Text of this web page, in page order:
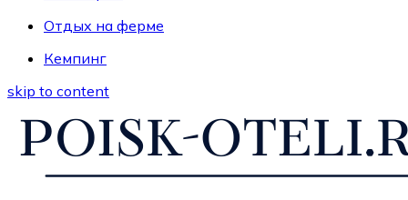
Отдых на ферме
Кемпинг
skip to content